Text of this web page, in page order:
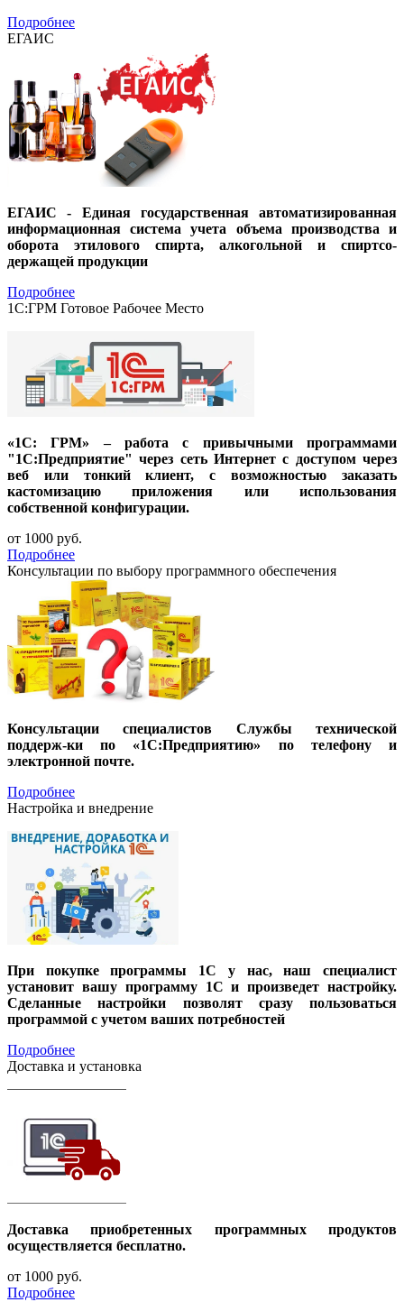
Подробнее
ЕГАИС
ЕГАИС - Единая государственная автоматизированная
информационная система учета объема производства и
оборота этилового спирта, алкогольной и спиртсо-
держащей продукции
Подробнее
1С:ГРМ Готовое Рабочее Место
«1С: ГРМ» – работа с привычными программами
"1С:Предприятие" через сеть Интернет с доступом через
веб или тонкий клиент, с возможностью заказать
кастомизацию приложения или использования
собственной конфигурации.
от 1000 руб.
Подробнее
Консультации по выбору программного обеспечения
Консультации специалистов Службы технической
поддерж-ки по «1С:Предприятию» по телефону и
электронной почте.
Подробнее
Настройка и внедрение
При покупке программы 1С у нас, наш специалист
установит вашу программу 1С и произведет настройку.
Сделанные настройки позволят сразу пользоваться
программой с учетом ваших потребностей
Подробнее
Доставка и установка
Доставка приобретенных программных продуктов
осуществляется бесплатно.
от 1000 руб.
Подробнее